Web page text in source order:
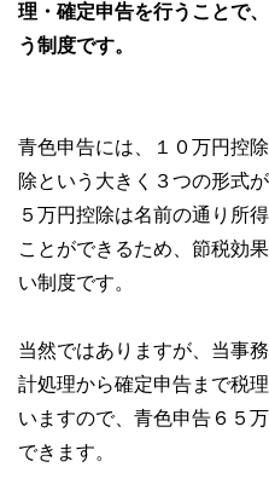
理・確定申告を行うことで
う制度です。
青色申告には、１０万円控
除という大きく３つの形式
５万円控除は名前の通り所
ことができるため、節税効
い制度です。
当然ではありますが、当事
計処理から確定申告まで税
いますので、青色申告６５
できます。